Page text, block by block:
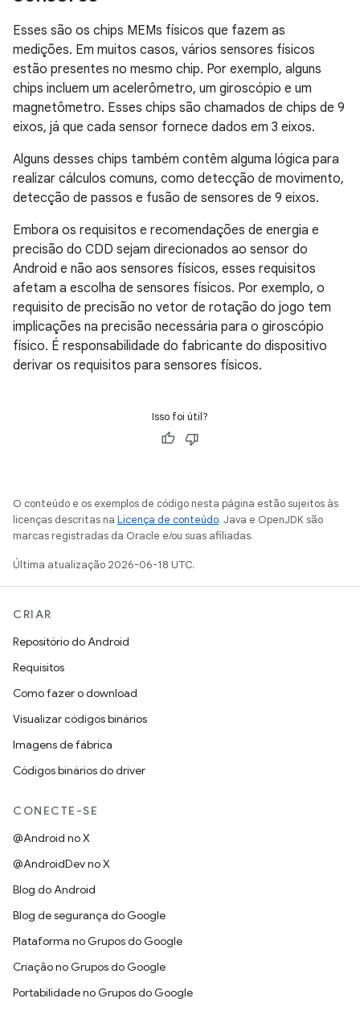
Esses são os chips MEMs físicos que fazem as
medições. Em muitos casos, vários sensores físicos
estão presentes no mesmo chip. Por exemplo, alguns
chips incluem um acelerômetro, um giroscópio e um
magnetômetro. Esses chips são chamados de chips de 9
eixos, já que cada sensor fornece dados em 3 eixos.
Alguns desses chips também contêm alguma lógica para
realizar cálculos comuns, como detecção de movimento,
detecção de passos e fusão de sensores de 9 eixos.
Embora os requisitos e recomendações de energia e
precisão do CDD sejam direcionados ao sensor do
Android e não aos sensores físicos, esses requisitos
afetam a escolha de sensores físicos. Por exemplo, o
requisito de precisão no vetor de rotação do jogo tem
implicações na precisão necessária para o giroscópio
físico. É responsabilidade do fabricante do dispositivo
derivar os requisitos para sensores físicos.
Isso foi útil?
O conteúdo e os exemplos de código nesta página estão sujeitos às
licenças descritas na Licença de conteúdo. Java e OpenJDK são
marcas registradas da Oracle e/ou suas afiliadas.
Última atualização 2026-06-18 UTC.
CRIAR
Repositório do Android
Requisitos
Como fazer o download
Visualizar códigos binários
Imagens de fábrica
Códigos binários do driver
CONECTE-SE
@Android no X
@AndroidDev no X
Blog do Android
Blog de segurança do Google
Plataforma no Grupos do Google
Criação no Grupos do Google
Portabilidade no Grupos do Google